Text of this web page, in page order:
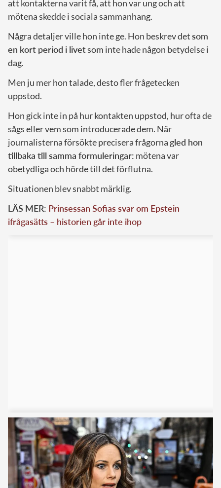
att kontakterna varit få, att hon var ung och att
mötena skedde i sociala sammanhang.
Några detaljer ville hon inte ge. Hon beskrev detsom
en kort period i livetsom inte hade någon betydelse i
dag.
Men ju mer hon talade, desto fler frågetecken
uppstod.
Hon gick inte in på hur kontakten uppstod, hur ofta de
sågs eller vem som introducerade dem. När
journalisterna försökte precisera frågorna gled hon
tillbaka till samma formuleringar: mötena var
obetydliga och hörde till det förflutna.
Situationen blev snabbt märklig.
LÄS MER: Prinsessan Sofias svar om Epstein
ifrågasätts – historien går inte ihop